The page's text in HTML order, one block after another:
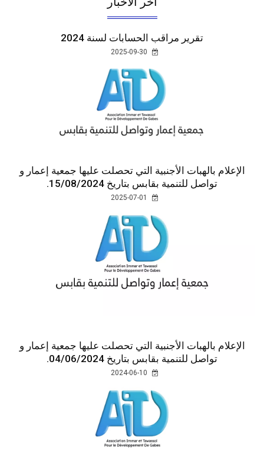
تقرير مراقب الحسابات لسنة 2024
الإعلام بالهبات الأجنبية التي تحصلت عليها جمعية إعمار و
تواصل للتنمية بقابس بتاريخ 15/08/2024.
الإعلام بالهبات الأجنبية التي تحصلت عليها جمعية إعمار و
تواصل للتنمية بقابس بتاريخ 04/06/2024.